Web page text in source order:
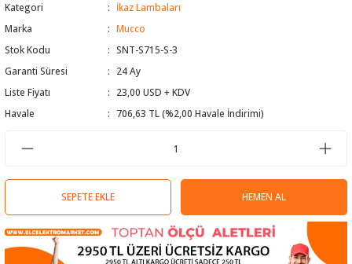
ve Kablo Bulucular
Cihazları
Kategori
İkaz Lambaları
Marka
Mucco
Stok Kodu
SNT-S715-S-3
Garanti Süresi
24 Ay
Liste Fiyatı
23,00 USD + KDV
Havale
706,63 TL (%2,00 Havale İndirimi)
SEPETE EKLE HEMEN AL